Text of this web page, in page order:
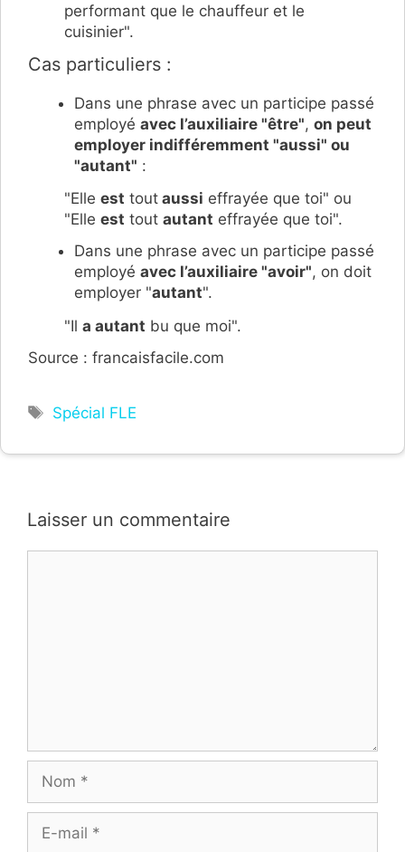
performant que le chauffeur et le
cuisinier".
Cas particuliers :
Dans une phrase avec un participe passé
employé avec l’auxiliaire "être", on peut
employer indifféremment "aussi" ou
"autant" :
"Elle est tout aussi effrayée que toi" ou
"Elle est tout autant effrayée que toi".
Dans une phrase avec un participe passé
employé avec l’auxiliaire "avoir", on doit
employer "autant".
"Il a autant bu que moi".
Source : francaisfacile.com
Étiquettes
Spécial FLE
Laisser un commentaire
mail